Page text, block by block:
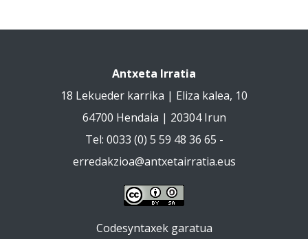
Antxeta Irratia
18 Lekueder karrika | Eliza kalea, 10
64700 Hendaia | 20304 Irun
Tel: 0033 (0) 5 59 48 36 65 -
erredakzioa@antxetairratia.eus
Codesyntaxek garatua